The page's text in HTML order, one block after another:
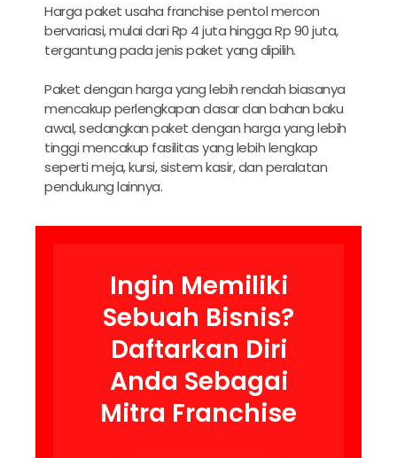
Harga paket usaha franchise pentol mercon
bervariasi, mulai dari Rp 4 juta hingga Rp 90 juta,
tergantung pada jenis paket yang dipilih.
Paket dengan harga yang lebih rendah biasanya
mencakup perlengkapan dasar dan bahan baku
awal, sedangkan paket dengan harga yang lebih
tinggi mencakup fasilitas yang lebih lengkap
seperti meja, kursi, sistem kasir, dan peralatan
pendukung lainnya.
Ingin Memiliki
Sebuah Bisnis?
Daftarkan Diri
Anda Sebagai
Mitra Franchise